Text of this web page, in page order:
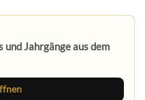
und Jahrgänge aus dem